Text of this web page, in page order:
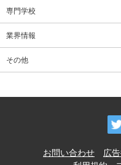
専門学校
業界情報
その他
お問い合わせ 広